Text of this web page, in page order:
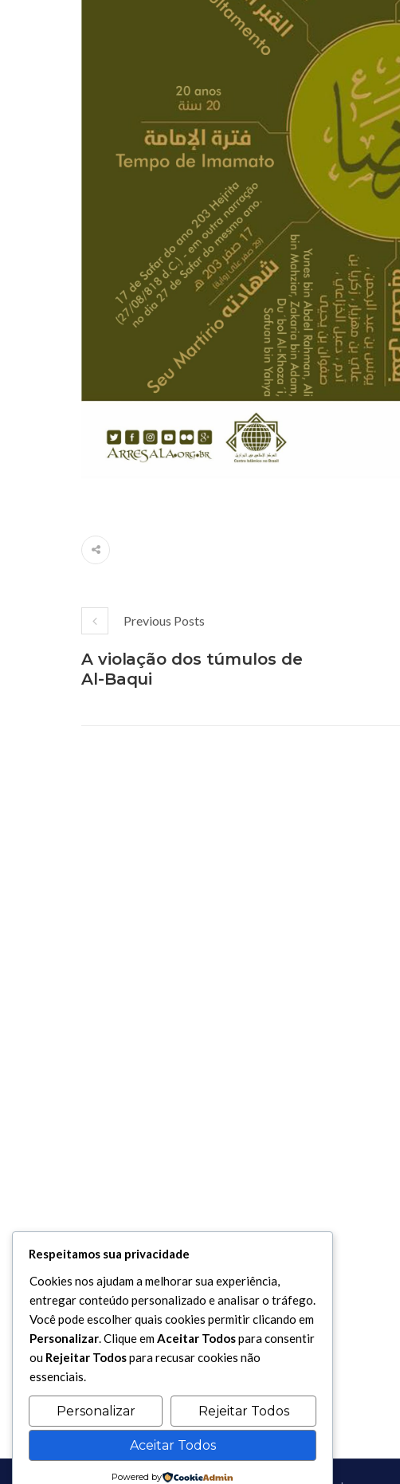
Previous Posts
A violação dos túmulos de
Al-Baqui
Respeitamos sua privacidade
Cookies nos ajudam a melhorar sua experiência,
entregar conteúdo personalizado e analisar o tráfego.
Você pode escolher quais cookies permitir clicando em
Personalizar. Clique emAceitar Todospara consentir
ou Rejeitar Todospara recusar cookies não
essenciais.
Personalizar Rejeitar Todos
Aceitar Todos
Powered by